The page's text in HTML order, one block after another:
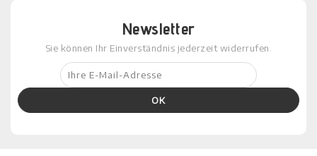
Newsletter
Sie können Ihr Einverständnis jederzeit widerrufen.